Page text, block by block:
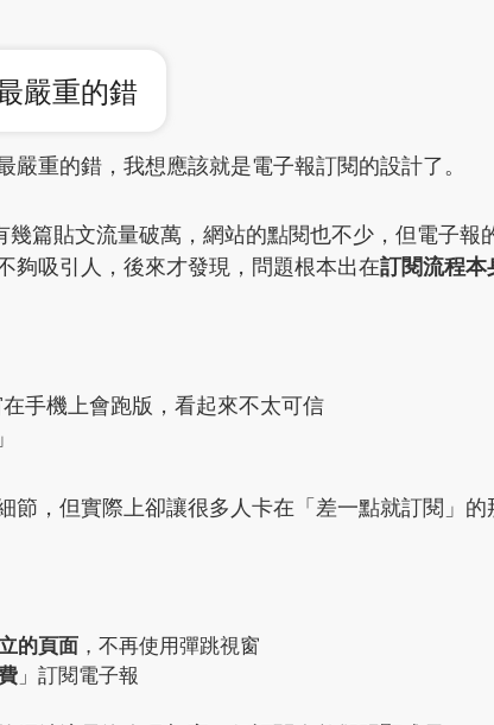
嚴重的錯
嚴重的錯，我想應該就是電子報訂閱的設計了。
幾篇貼文流量破萬，網站的點閱也不少，但電子報
夠吸引人，後來才發現，問題根本出在訂閱流程本
手機上會跑版，看起來不太可信
節，但實際上卻讓很多人卡在「差一點就訂閱」的
的頁面，不再使用彈跳視窗
」訂閱電子報